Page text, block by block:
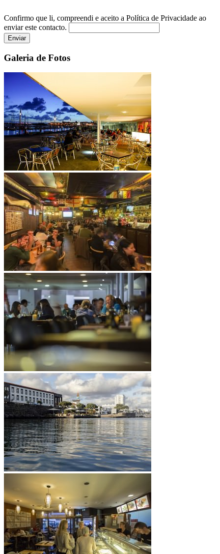
Confirmo que li, compreendi e aceito a Política de Privacidade ao
enviar este contacto.
Enviar
Galeria de Fotos